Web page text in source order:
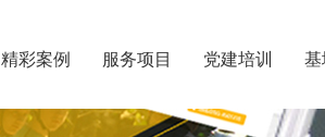
精彩案例 服务项目 党建培训